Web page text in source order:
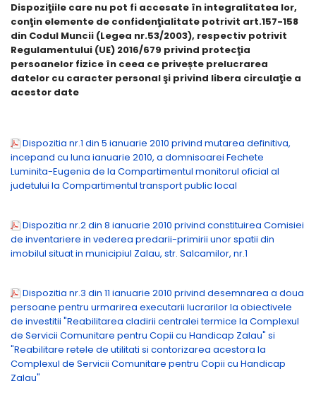
Dispoziţiile care nu pot fi accesate în integralitatea lor,
conţin elemente de confidenţialitate potrivit art.157-158
din Codul Muncii (Legea nr.53/2003), respectiv potrivit
Regulamentului (UE) 2016/679 privind protecţia
persoanelor fizice în ceea ce privește prelucrarea
datelor cu caracter personal şi privind libera circulaţie a
acestor date
Dispozitia nr.1 din 5 ianuarie 2010 privind mutarea definitiva,
incepand cu luna ianuarie 2010, a domnisoarei Fechete
Luminita-Eugenia de la Compartimentul monitorul oficial al
judetului la Compartimentul transport public local
Dispozitia nr.2 din 8 ianuarie 2010 privind constituirea Comisiei
de inventariere in vederea predarii-primirii unor spatii din
imobilul situat in municipiul Zalau, str. Salcamilor, nr.1
Dispozitia nr.3 din 11 ianuarie 2010 privind desemnarea a doua
persoane pentru urmarirea executarii lucrarilor la obiectivele
de investitii "Reabilitarea cladirii centralei termice la Complexul
de Servicii Comunitare pentru Copii cu Handicap Zalau" si
"Reabilitare retele de utilitati si contorizarea acestora la
Complexul de Servicii Comunitare pentru Copii cu Handicap
Zalau"